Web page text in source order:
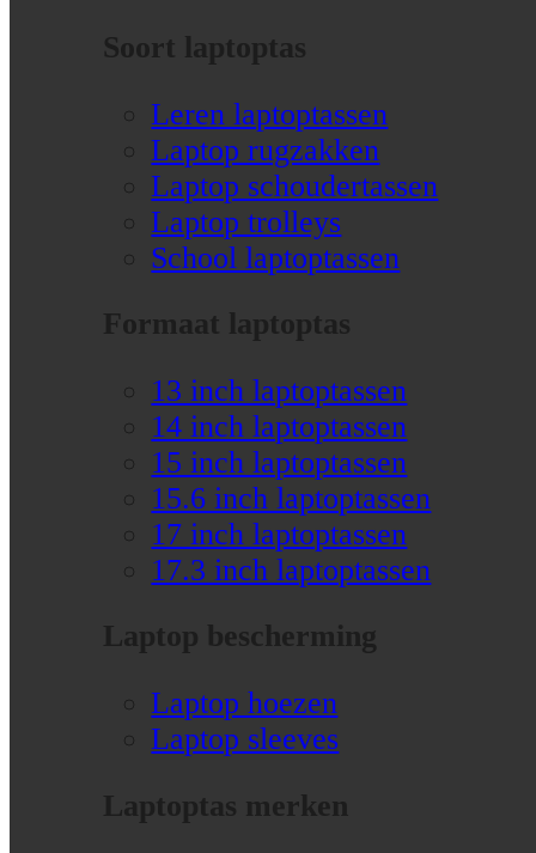
Soort laptoptas
Leren laptoptassen
Laptop rugzakken
Laptop schoudertassen
Laptop trolleys
School laptoptassen
Formaat laptoptas
13 inch laptoptassen
14 inch laptoptassen
15 inch laptoptassen
15.6 inch laptoptassen
17 inch laptoptassen
17.3 inch laptoptassen
Laptop bescherming
Laptop hoezen
Laptop sleeves
Laptoptas merken